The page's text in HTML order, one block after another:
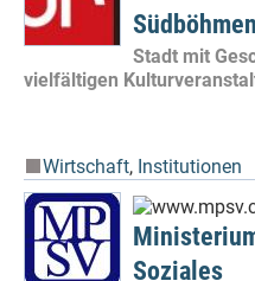
Südböhmen
Stadt mit
vielfältigen
Wirtschaft Institutionen
Soziales